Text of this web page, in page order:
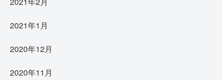
2021年1月
2020年12月
2020年11月